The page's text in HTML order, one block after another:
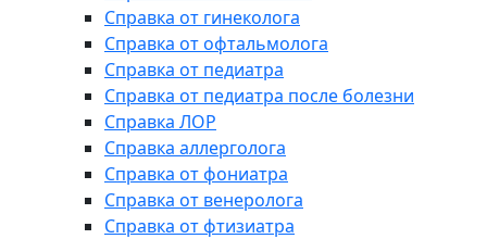
Справка от гинеколога
Справка от офтальмолога
Справка от педиатра
Справка от педиатра после болезни
Справка ЛОР
Справка аллерголога
Справка от фониатра
Справка от венеролога
Справка от фтизиатра